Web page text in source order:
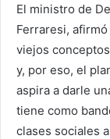
El ministro de
Ferraresi,
viejos
y, por eso, el
aspira a darle
tiene como
clases sociales